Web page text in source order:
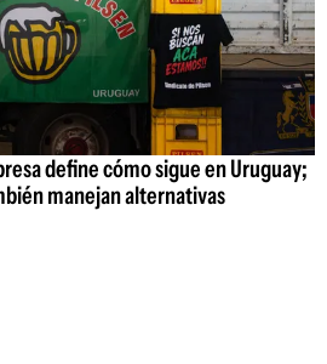
define cómo sigue en Uruguay;
manejan alternativas